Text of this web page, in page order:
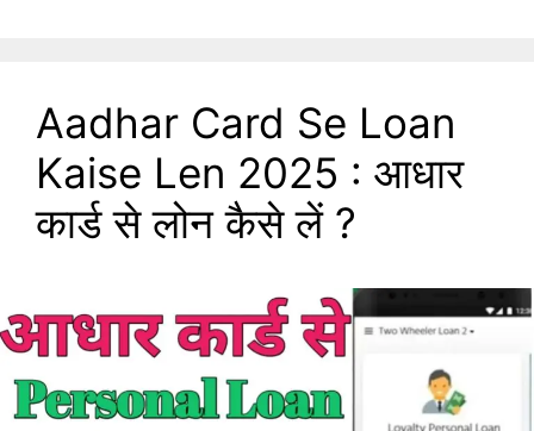
Aadhar Card Se Loan
Kaise Len 2025 : आधार
कार्ड से लोन कैसे लें ?